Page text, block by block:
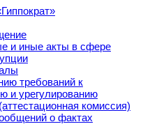
и иные акты в сфере
требований к
и урегулированию
комиссия)
о фактах